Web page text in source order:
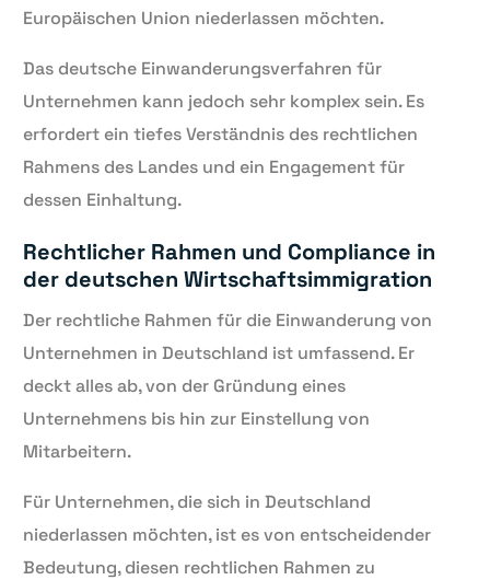
Europäischen Union niederlassen möchten.
Das deutsche Einwanderungsverfahren für
Unternehmen kann jedoch sehr komplex sein. Es
erfordert ein tiefes Verständnis des rechtlichen
Rahmens des Landes und ein Engagement für
dessen Einhaltung.
Rechtlicher Rahmen und Compliance in
der deutschen Wirtschaftsimmigration
Der rechtliche Rahmen für die Einwanderung von
Unternehmen in Deutschland ist umfassend. Er
deckt alles ab, von der Gründung eines
Unternehmens bis hin zur Einstellung von
Mitarbeitern.
Für Unternehmen, die sich in Deutschland
niederlassen möchten, ist es von entscheidender
Bedeutung, diesen rechtlichen Rahmen zu